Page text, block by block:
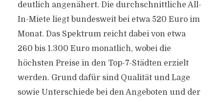
deutlich angenähert. Die durchschnittliche All-
In-Miete liegt bundesweit bei etwa 520 Euro im
Monat. Das Spektrum reicht dabei von etwa
260 bis 1.300 Euro monatlich, wobei die
höchsten Preise in den Top-7-Städten erzielt
werden. Grund dafür sind Qualität und Lage
sowie Unterschiede bei den Angeboten und der